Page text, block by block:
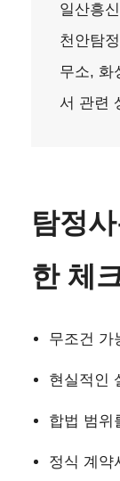
일산흥
천안탐
무소, 화
서 관련
탐정
한 체
무조건 가
현실적인
합법 범위
정식 계약